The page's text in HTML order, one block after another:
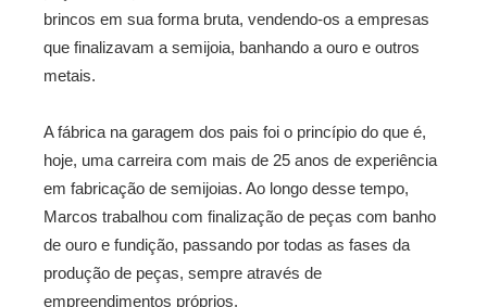
brincos em sua forma bruta, vendendo-os a empresas
que finalizavam a semijoia, banhando a ouro e outros
metais.
A fábrica na garagem dos pais foi o princípio do que é,
hoje, uma carreira com mais de 25 anos de experiência
em fabricação de semijoias. Ao longo desse tempo,
Marcos trabalhou com finalização de peças com banho
de ouro e fundição, passando por todas as fases da
produção de peças, sempre através de
empreendimentos próprios.